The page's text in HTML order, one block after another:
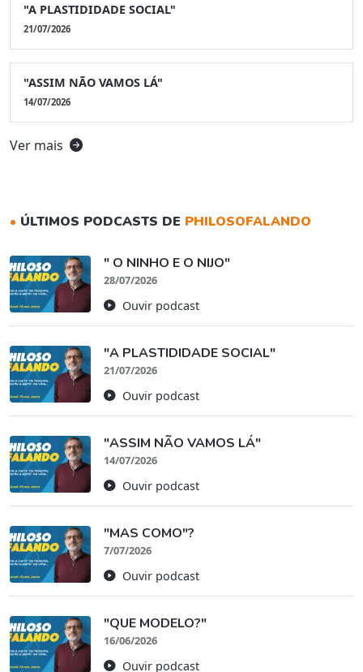
"A PLASTIDIDADE SOCIAL"
21/07/2026
"ASSIM NÃO VAMOS LÁ"
14/07/2026
Ver mais
• ÚLTIMOS PODCASTS DE PHILOSOFALANDO
" O NINHO E O NIJO"
28/07/2026
Ouvir podcast
"A PLASTIDIDADE SOCIAL"
21/07/2026
Ouvir podcast
"ASSIM NÃO VAMOS LÁ"
14/07/2026
Ouvir podcast
"MAS COMO"?
7/07/2026
Ouvir podcast
"QUE MODELO?"
16/06/2026
Ouvir podcast